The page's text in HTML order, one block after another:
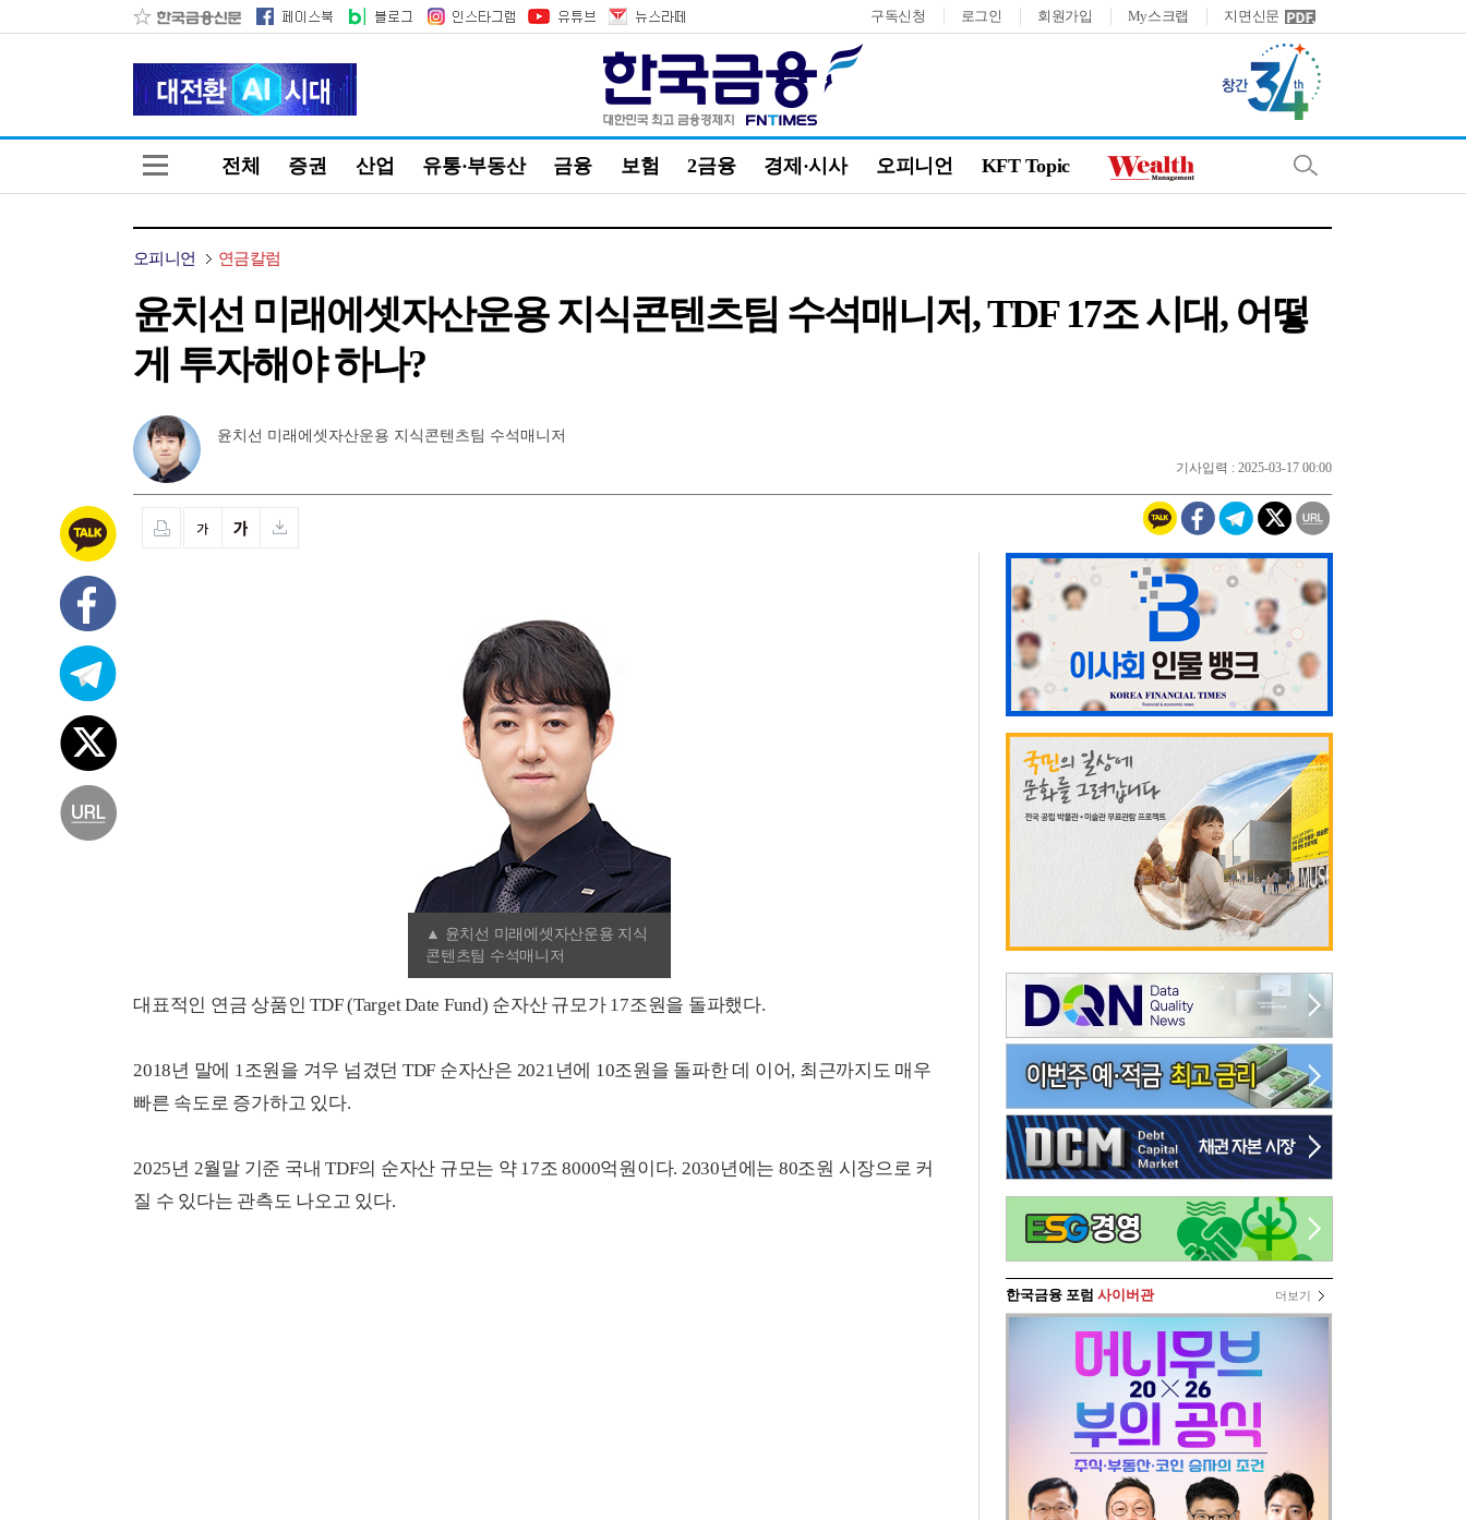
구독신청 로그인 회원가입 My스크랩 지면신문
전체 증권 산업 유통·부동산 금융 보험 2금융 경제·시사 오피니언 KFT Topic
오피니언 연금칼럼
윤치선 미래에셋자산운용 지식콘텐츠팀 수석매니저, TDF 17조 시대, 어떻
게 투자해야 하나?
윤치선 미래에셋자산운용 지식콘텐츠팀 수석매니저
기사입력 : 2025-03-17 00:00
▲ 윤치선 미래에셋자산운용 지식
콘텐츠팀 수석매니저
대표적인 연금 상품인 TDF (Target Date Fund) 순자산 규모가 17조원을 돌파했다.
2018년 말에 1조원을 겨우 넘겼던 TDF 순자산은 2021년에 10조원을 돌파한 데 이어, 최근까지도 매우
빠른 속도로 증가하고 있다.
2025년 2월말 기준 국내 TDF의 순자산 규모는 약 17조 8000억원이다. 2030년에는 80조원 시장으로 커
질 수 있다는 관측도 나오고 있다.
한국금융 포럼 사이버관 더보기